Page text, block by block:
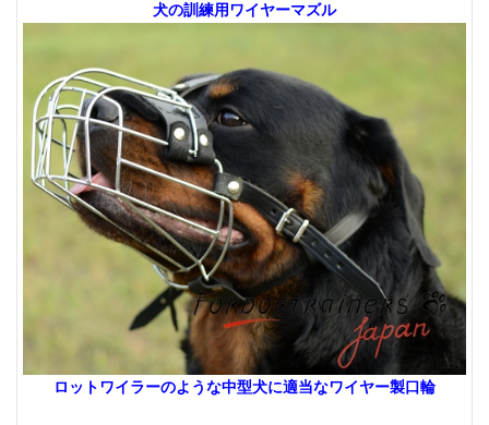
犬の訓練用ワイヤーマズル
ロットワイラーのような中型犬に適当なワイヤー製口輪